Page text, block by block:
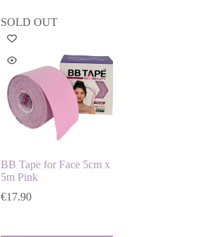
SOLD OUT
BB Tape for Face 5cm x
5m Pink
€17.90